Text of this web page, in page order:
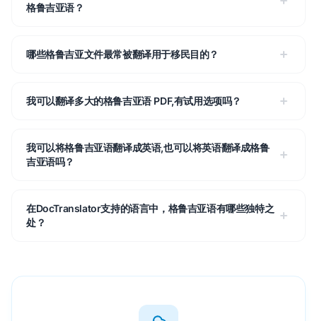
格鲁吉亚语？
哪些格鲁吉亚文件最常被翻译用于移民目的？
我可以翻译多大的格鲁吉亚语 PDF,有试用选项吗？
我可以将格鲁吉亚语翻译成英语,也可以将英语翻译成格鲁
吉亚语吗？
在DocTranslator支持的语言中，格鲁吉亚语有哪些独特之
处？